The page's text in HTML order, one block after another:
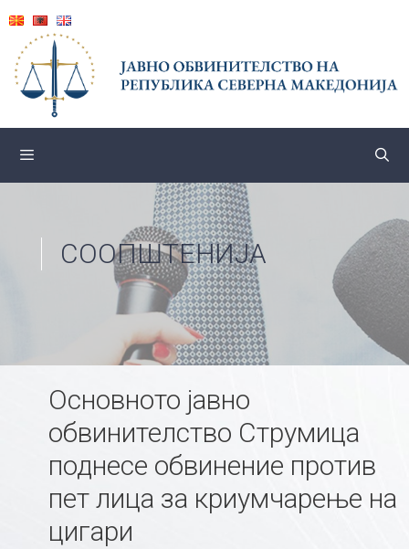
content
СООПШТЕНИЈА
Основното јавно
обвинителство Струмица
поднесе обвинение против
пет лица за криумчарење на
цигари